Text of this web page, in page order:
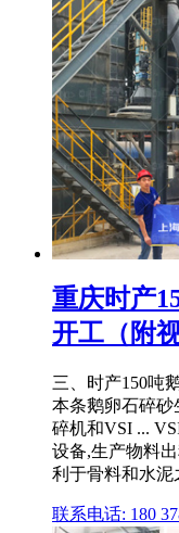
重庆时产
开工（附
三、时产150吨
本条鹅卵石碎砂
碎机和VSI ...
设备,生产物料
利于骨料和水泥
联系电话: 180